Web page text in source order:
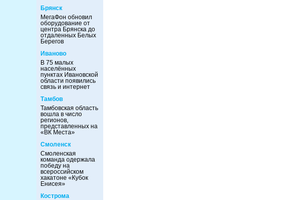
Брянск
МегаФон обновил
оборудование от
центра Брянска до
отдаленных Белых
Берегов
Иваново
В 75 малых
населённых
пунктах Ивановской
области появились
связь и интернет
Тамбов
Тамбовская область
вошла в число
регионов,
представленных на
«ВК Места»
Смоленск
Смоленская
команда одержала
победу на
всероссийском
хакатоне «Кубок
Енисея»
Кострома